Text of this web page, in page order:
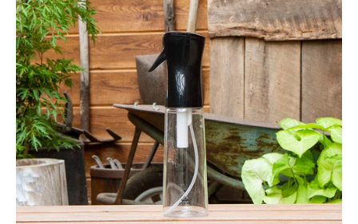
リ
ー